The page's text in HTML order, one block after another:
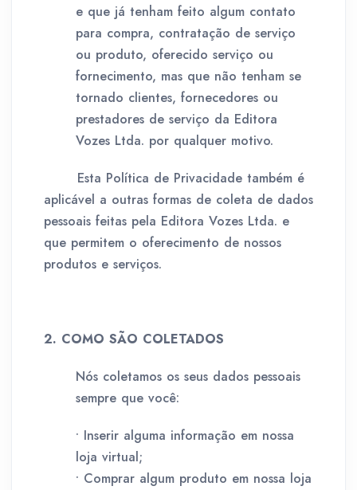
e que já tenham feito algum contato
para compra, contratação de serviço
ou produto, oferecido serviço ou
fornecimento, mas que não tenham se
tornado clientes, fornecedores ou
prestadores de serviço da Editora
Vozes Ltda. por qualquer motivo.
Esta Política de Privacidade também é
aplicável a outras formas de coleta de dados
pessoais feitas pela Editora Vozes Ltda. e
que permitem o oferecimento de nossos
produtos e serviços.
2. COMO SÃO COLETADOS
Nós coletamos os seus dados pessoais
sempre que você:
• Inserir alguma informação em nossa
loja virtual;
• Comprar algum produto em nossa loja